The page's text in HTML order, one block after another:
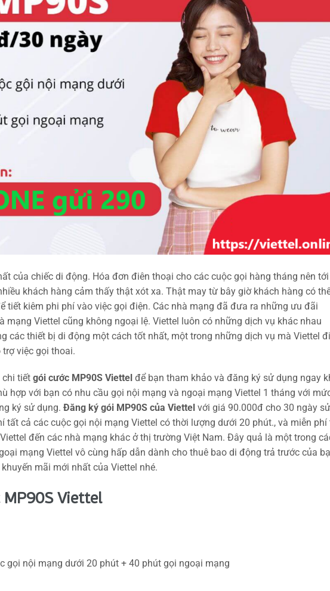
của chiếc di động. Hóa đơn điên thoại cho các cuộc gọi hàng tháng nên tới
khách hàng cảm thấy thật xót xa. Thật may từ bây giờ khách hàng có
tiết kiêm phi phí vào việc gọi điện. Các nhà mạng đã đưa ra những ưu đãi
mạng Viettel cũng không ngoại lệ. Viettel luôn có những dịch vụ khác nhau
các thiết bị di động một cách tốt nhất, một trong những dịch vụ mà Viettel đi
việc gọi thoai.
chi tiết gói cước MP90S Viettel để bạn tham khảo và đăng ký sử dụng ngay
hợp với bạn có nhu cầu gọi nội mạng và ngoại mạng Viettel 1 tháng với
ký sử dụng. Đăng ký gói MP90S của Viettel với giá 90.000đ cho 30 ngày sử
tất cả các cuộc gọi nội mạng Viettel có thời lượng dưới 20 phút., và miễn phí
đến các nhà mạng khác ở thị trường Việt Nam. Đây quả là một trong
mạng Viettel vô cùng hấp dẫn dành cho thuê bao di động trả trước của
mãi mới nhất của Viettel nhé.
Viettel
gọi nội mạng dưới 20 phút + 40 phút gọi ngoại mạng